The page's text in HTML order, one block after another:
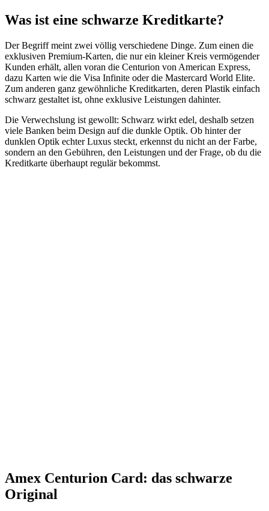
Was ist eine schwarze Kreditkarte?
Der Begriff meint zwei völlig verschiedene Dinge. Zum einen die
exklusiven Premium-Karten, die nur ein kleiner Kreis vermögender
Kunden erhält, allen voran die Centurion von American Express,
dazu Karten wie die Visa Infinite oder die Mastercard World Elite.
Zum anderen ganz gewöhnliche Kreditkarten, deren Plastik einfach
schwarz gestaltet ist, ohne exklusive Leistungen dahinter.
Die Verwechslung ist gewollt: Schwarz wirkt edel, deshalb setzen
viele Banken beim Design auf die dunkle Optik. Ob hinter der
dunklen Optik echter Luxus steckt, erkennst du nicht an der Farbe,
sondern an den Gebühren, den Leistungen und der Frage, ob du die
Kreditkarte überhaupt regulär bekommst.
Amex Centurion Card: das schwarze
Original